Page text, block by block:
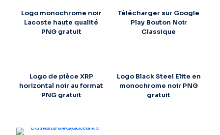
Logo monochrome noir
Lacoste haute qualité
PNG gratuit
Télécharger sur Google
Play Bouton Noir
Classique
Logo de pièce XRP
horizontal noir au format
PNG gratuit
Logo Black Steel Elite en
monochrome noir PNG
gratuit